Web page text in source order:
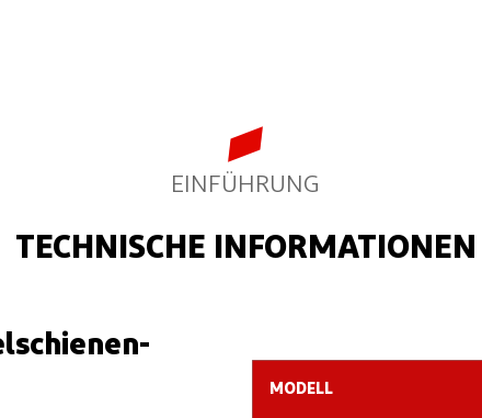
EINFÜHRUNG
TECHNISCHE INFORMATIONEN
MODELL